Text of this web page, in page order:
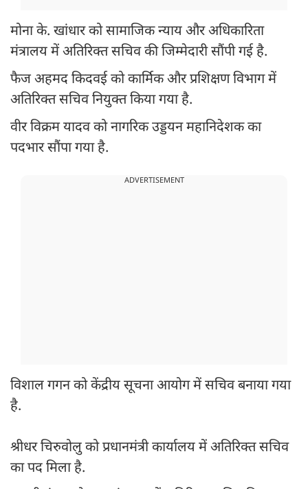
मोना के. खांधार को सामाजिक न्याय और अधिकारिता
मंत्रालय में अतिरिक्त सचिव की जिम्मेदारी सौंपी गई है.
फैज अहमद किदवई को कार्मिक और प्रशिक्षण विभाग में
अतिरिक्त सचिव नियुक्त किया गया है.
वीर विक्रम यादव को नागरिक उड्डयन महानिदेशक का
पदभार सौंपा गया है.
ADVERTISEMENT
विशाल गगन को केंद्रीय सूचना आयोग में सचिव बनाया गया
है.
श्रीधर चिरुवोलु को प्रधानमंत्री कार्यालय में अतिरिक्त सचिव
का पद मिला है.